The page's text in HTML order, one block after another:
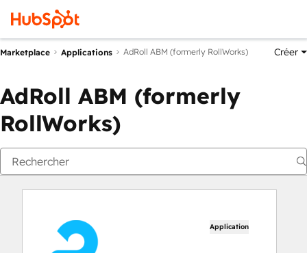
Marketplace Applications AdRoll ABM (formerly RollWorks) Créer
AdRoll ABM (formerly
RollWorks)
Application